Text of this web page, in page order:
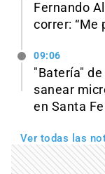
Fernando
correr: “Me
09:06
"Batería"
sanear
en Santa Fe
Ver todas las